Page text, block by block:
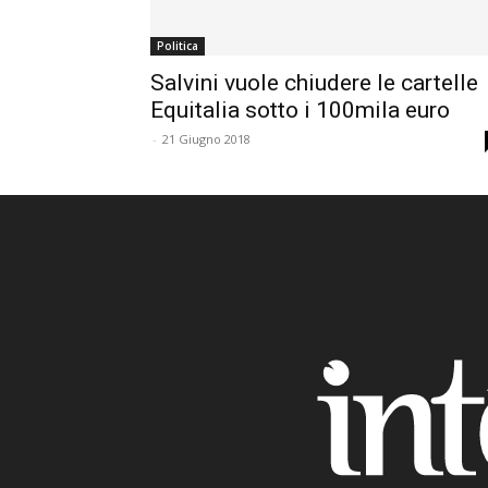
Politica
Salvini vuole chiudere le cartelle
Equitalia sotto i 100mila euro
- 21 Giugno 2018